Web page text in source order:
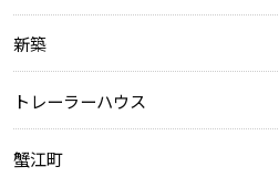
新築
トレーラーハウス
蟹江町